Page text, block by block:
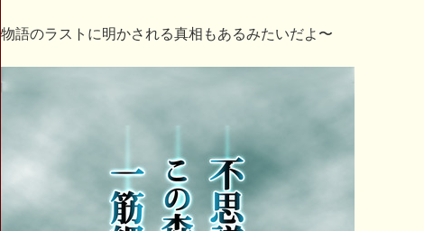
物語のラストに明かされる真相もあるみたいだよ〜